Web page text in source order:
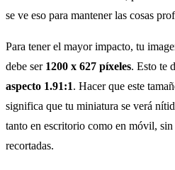
se ve eso para mantener las cosas
Para tener el mayor impacto, tu
debe ser 1200 x 627 píxeles. Esto te
aspecto 1.91:1. Hacer que este
significa que tu miniatura se verá
tanto en escritorio como en móvil,
recortadas.